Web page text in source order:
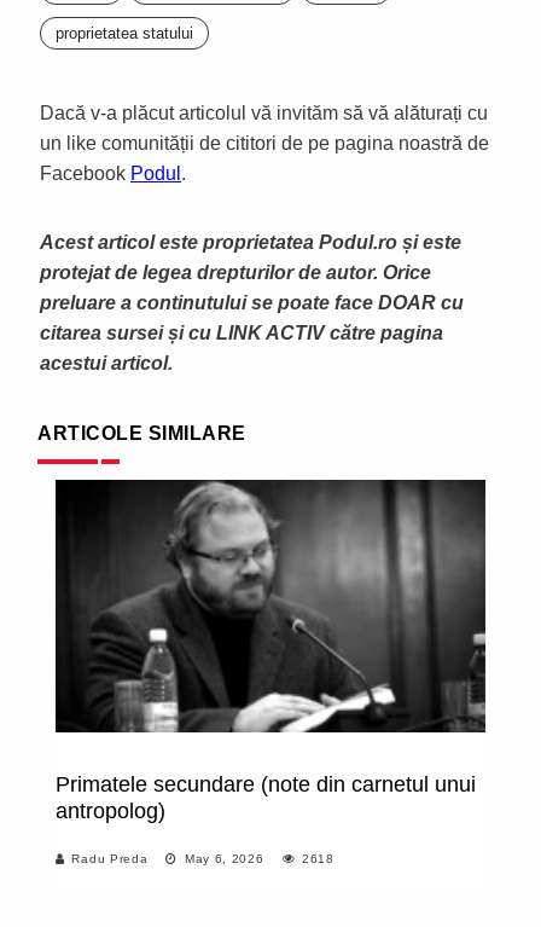
proprietatea statului
Dacă v-a plăcut articolul vă invităm să vă alăturați cu
un like comunității de cititori de pe pagina noastră de
Facebook Podul .
Acest articol este proprietatea Podul.ro și este
protejat de legea drepturilor de autor. Orice
preluare a continutului se poate face DOAR cu
citarea sursei și cu LINK ACTIV către pagina
acestui articol.
ARTICOLE SIMILARE
Primatele secundare (note din carnetul unui
antropolog)
Radu Preda May 6, 2026 2618